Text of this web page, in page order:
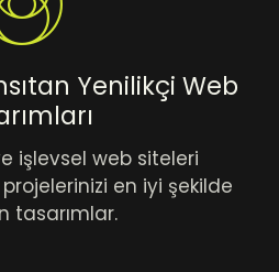
Yenilikçi Web
işlevsel web siteleri
en iyi şekilde
tasarımlar.